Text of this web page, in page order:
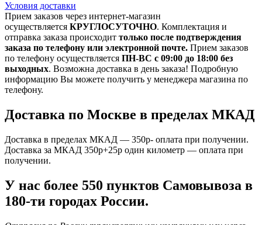
Условия доставки
Прием заказов через интернет-магазин
осуществляется КРУГЛОСУТОЧНО. Комплектация и
отправка заказа происходит только после подтверждения
заказа по телефону или электронной почте. Прием заказов
по телефону осуществляется ПН-ВС с 09:00 до 18:00 без
выходных. Возможна доставка в день заказа! Подробную
информацию Вы можете получить у менеджера магазина по
телефону.
Доставка по Москве в пределах МКАД
Доставка в пределах МКАД — 350р- оплата при получении.
Доставка за МКАД 350р+25р один километр — оплата при
получении.
У нас более 550 пунктов Самовывоза в
180-ти городах России.